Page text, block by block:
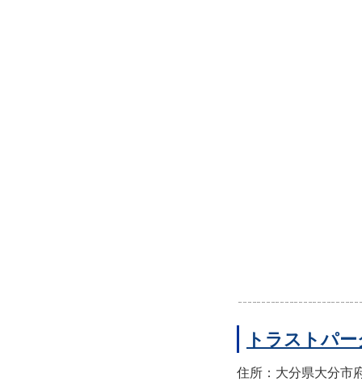
トラストパ
住所：大分県大分市